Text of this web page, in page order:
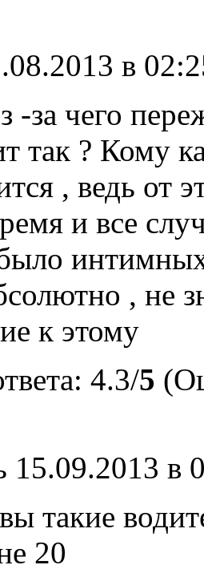
в
за чего
так ? Кому
, ведь от
и все
, не
к этому
4.3/5
15.09.2013 в
такие
20